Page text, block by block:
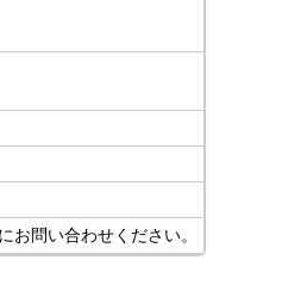
お問い合わせください。